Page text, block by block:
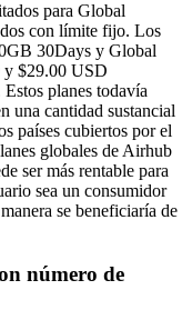
para Global
con límite fijo. Los
30Days y Global
y $29.00 USD
planes todavía
una cantidad sustancial
países cubiertos por el
globales de Airhub
ser más rentable para
sea un consumidor
se beneficiaría de
número de